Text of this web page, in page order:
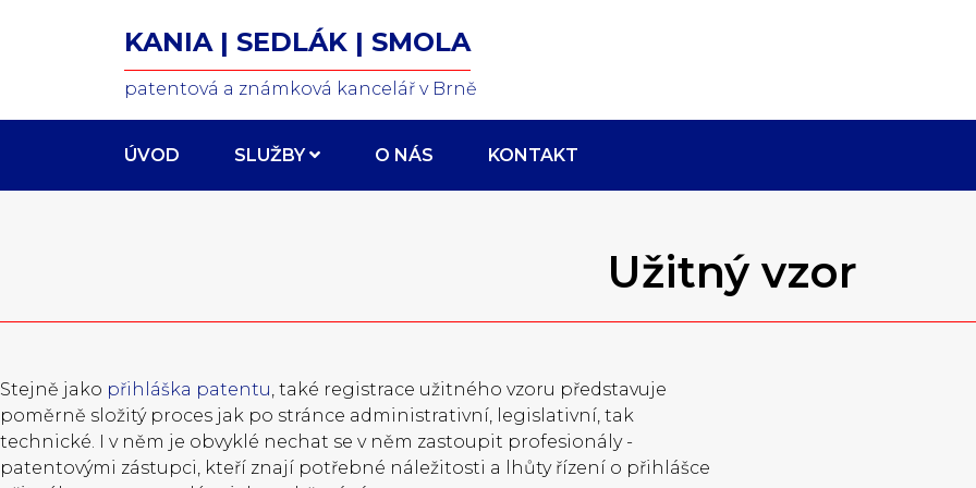
KANIA | SEDLÁK | SMOLA
patentová a známková kancelář v Brně
ÚVOD SLUŽBY O NÁS KONTAKT
Užitný vzor
Stejně jako přihláška patentu, také registrace užitného vzoru představuje
poměrně složitý proces jak po stránce administrativní, legislativní, tak
technické. I v něm je obvyklé nechat se v něm zastoupit profesionály -
patentovými zástupci, kteří znají potřebné náležitosti a lhůty řízení o přihlášce